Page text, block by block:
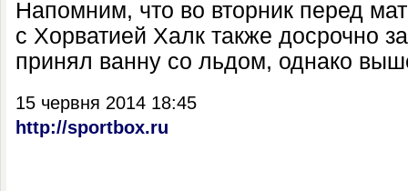
Напомним, что во вторник перед
с Хорватией Халк также досрочно
принял ванну со льдом, однако
15 червня 2014 18:45
http://sportbox.ru